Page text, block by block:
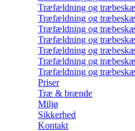
Træfældning og
Træfældning og
Træfældning og
Træfældning og
Træfældning og
Træfældning og
Træfældning og
Priser
Træ & brænde
Miljø
Sikkerhed
Kontakt